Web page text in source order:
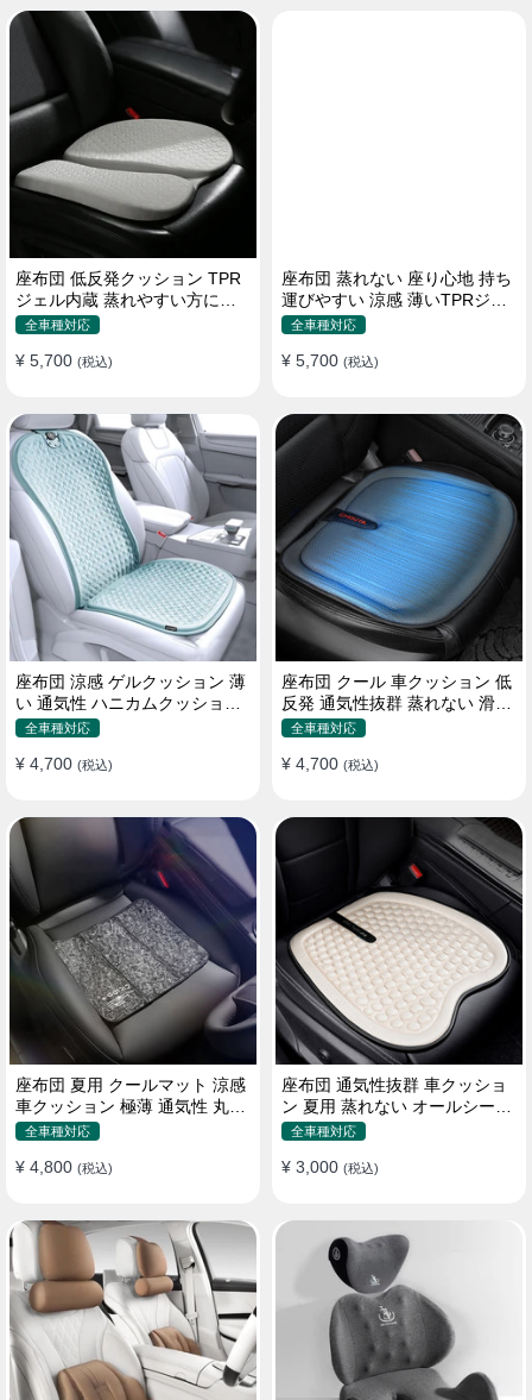
座布団 低反発クッション TPR
ジェル内蔵 蒸れやすい方にお
勧め おしり 熱い
全車種対応
¥ 5,700 (税込)
座布団 蒸れない 座り心地 持ち
運びやすい 涼感 薄いTPRジェ
ル内蔵 多用途
全車種対応
¥ 5,700 (税込)
座布団 涼感 ゲルクッション 薄
い 通気性 ハニカムクッション
四季通用 おすすめ
全車種対応
¥ 4,700 (税込)
座布団 クール 車クッション 低
反発 通気性抜群 蒸れない 滑り
止め おすすめ
全車種対応
¥ 4,700 (税込)
座布団 夏用 クールマット 涼感
車クッション 極薄 通気性 丸洗
いOK すずしい
全車種対応
¥ 4,800 (税込)
座布団 通気性抜群 車クッショ
ン 夏用 蒸れない オールシーズ
ン おしゃれ
全車種対応
¥ 3,000 (税込)